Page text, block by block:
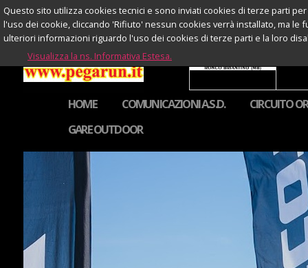
HOME COMUNICAZIONI A.S.D.
CIRCUITO
GARE OUTDOOR
Questo sito utilizza cookies tecnici e sono inviati cookies di terze parti
l'uso dei cookie, cliccando 'Rifiuto' nessun cookies verrà installato, ma
ulteriori informazioni riguardo l'uso dei cookies di terze parti e la loro
Visualizza la ns. Informativa Estesa.